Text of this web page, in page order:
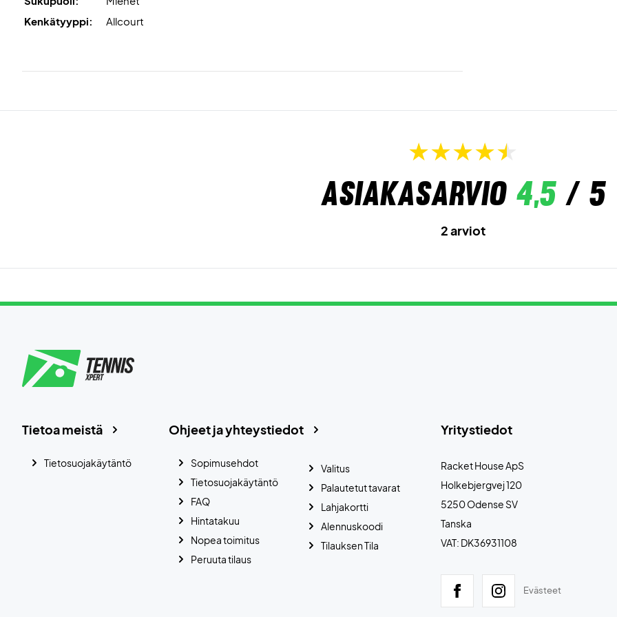
Kenkätyyppi:
Allcourt
Asiakasarvio 4,5/ 5
2 arviot
Yritystiedot
Racket House ApS
Holkebjergvej 120
5250 Odense SV
Tanska
VAT: DK36931108
Evästeet
Ohjeet ja yhteystiedot
Sopimusehdot
Tietosuojakäytäntö
FAQ
Hintatakuu
Nopea toimitus
Peruuta tilaus
Valitus
Palautetut tavarat
Lahjakortti
Alennuskoodi
Tilauksen Tila
Tietoa meistä
Tietosuojakäytäntö